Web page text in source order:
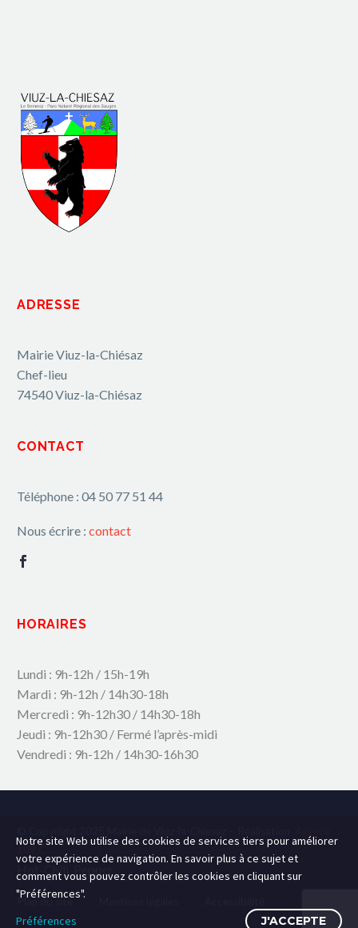
ADRESSE
Mairie Viuz-la-Chiésaz
Chef-lieu
74540 Viuz-la-Chiésaz
CONTACT
Téléphone : 04 50 77 51 44
Nous écrire : contact
HORAIRES
Lundi : 9h-12h / 15h-19h
Mardi : 9h-12h / 14h30-18h
Mercredi : 9h-12h30 / 14h30-18h
Jeudi : 9h-12h30 / Fermé l’après-midi
Vendredi : 9h-12h / 14h30-16h30
Hot-Chili_Pepper
Plan du site
Notre site Web utilise des cookies de services tiers pour améliorer
votre expérience de navigation. En savoir plus à ce sujet et
comment vous pouvez contrôler les cookies en cliquant sur
"Préférences".
Préférences
J'ACCEPTE